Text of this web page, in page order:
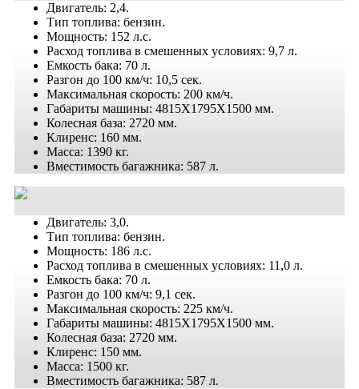
Двигатель: 2,4.
Тип топлива: бензин.
Мощность: 152 л.с.
Расход топлива в смешенных условиях: 9,7 л.
Емкость бака: 70 л.
Разгон до 100 км/ч: 10,5 сек.
Максимальная скорость: 200 км/ч.
Габариты машины: 4815X1795X1500 мм.
Колесная база: 2720 мм.
Клиренс: 160 мм.
Масса: 1390 кг.
Вместимость багажника: 587 л.
Двигатель: 3,0.
Тип топлива: бензин.
Мощность: 186 л.с.
Расход топлива в смешенных условиях: 11,0 л.
Емкость бака: 70 л.
Разгон до 100 км/ч: 9,1 сек.
Максимальная скорость: 225 км/ч.
Габариты машины: 4815X1795X1500 мм.
Колесная база: 2720 мм.
Клиренс: 150 мм.
Масса: 1500 кг.
Вместимость багажника: 587 л.